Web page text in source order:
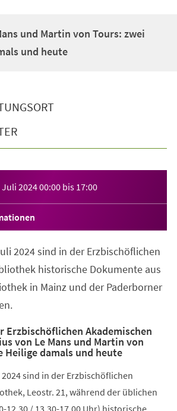
und Martin von Tours: zwei
und heute
Juli 202400:00 bis 17:00
2024 sind in der Erzbischöflichen
historische Dokumente aus
in Mainz und der Paderborner
Erzbischöflichen Akademischen
von Le Mans und Martin von
Heilige damals und heute
sind in der Erzbischöflichen
Leostr. 21, während der üblichen
12.30 / 13.30-17.00 Uhr) historische